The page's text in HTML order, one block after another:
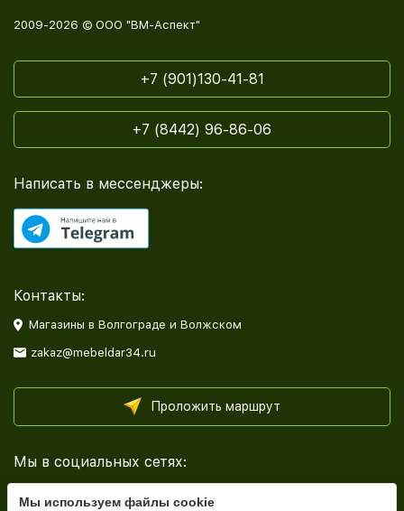
2009-2026 © ООО "ВМ-Аспект"
+7 (901)130-41-81
+7 (8442) 96-86-06
Написать в мессенджеры:
Контакты:
Магазины в Волгограде и Волжском
zakaz@mebeldar34.ru
Проложить маршрут
Мы в социальных сетях:
Мы используем файлы cookie